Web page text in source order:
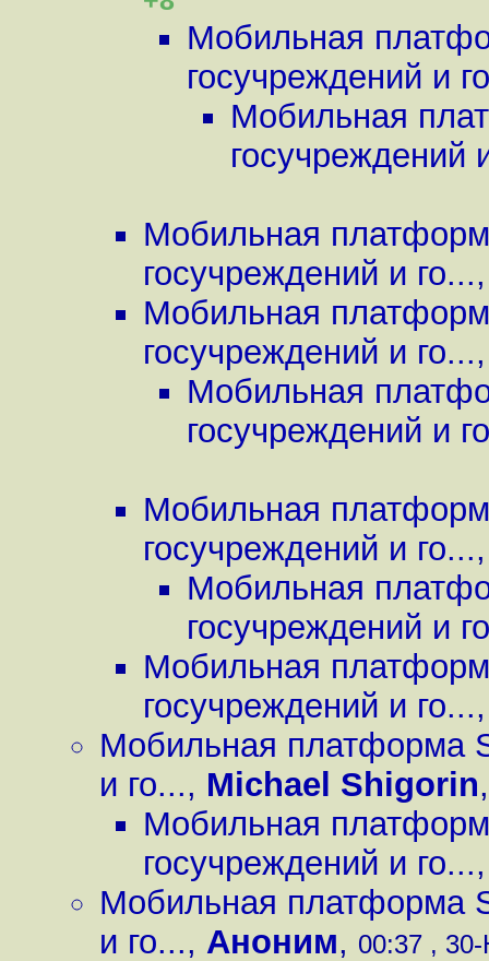
Мобильная
госучреждений и
Мобильная
госучреждений
Мобильная
госучреждений и го...
Мобильная
госучреждений и го...
Мобильная
госучреждений и
Мобильная
госучреждений и го...
Мобильная
госучреждений и
Мобильная
госучреждений и го...
Мобильная платформа
и го..., Michael Shigorin
Мобильная
госучреждений и го...
Мобильная платформа
и го..., Аноним, 00:37 ,